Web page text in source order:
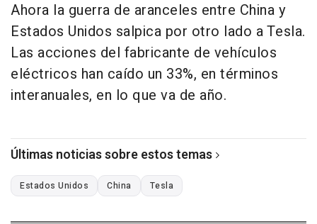
Ahora la guerra de aranceles entre China y
Estados Unidos salpica por otro lado a Tesla.
Las acciones del fabricante de vehículos
eléctricos han caído un 33%, en términos
interanuales, en lo que va de año.
Últimas noticias sobre estos temas
Estados Unidos China Tesla